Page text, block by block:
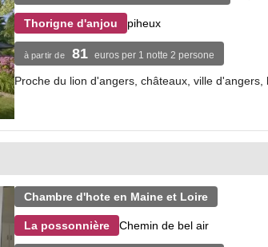
Thorigne d'anjou piheux
à partir de 81 euros per 1 notte 2 persone
Proche du lion d'angers, châteaux, ville d'angers,
Chambre d'hote en Maine et Loire
La possonnière Chemin de bel air